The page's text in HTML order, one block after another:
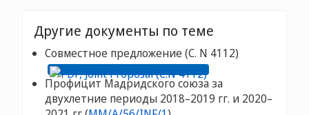
Другие документы по теме
Совместное предложение (C. N 4112)
Профицит Мадридского союза за
двухлетние периоды 2018–2019 гг. и 2020–